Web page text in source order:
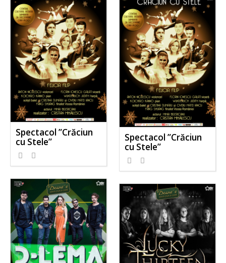
Spectacol ”Crăciun
cu Stele”
Spectacol ”Crăciun
cu Stele”